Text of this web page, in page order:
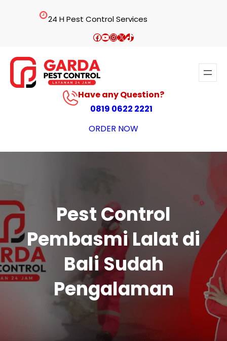
24 H Pest Control Services
Facebook
YouTube
Instagram
X TikTok
Have any Question?
0819 0622 2221
ORDER NOW
Pest Control
Pembasmi Lalat di
Bali Sudah
Pengalaman